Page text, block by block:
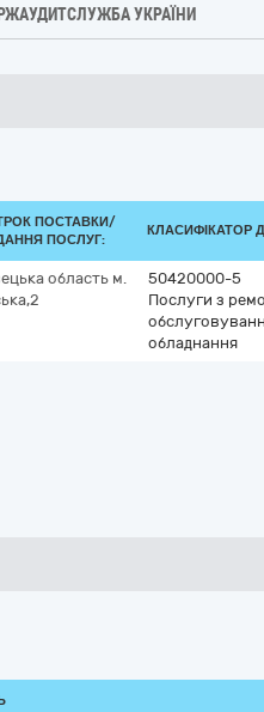
УКРАЇНИ
ПОСТАВКИ/
ПОСЛУГ:
КЛАСИФІКАТОР
область м.
50420000-5
Послуги з
обладнання